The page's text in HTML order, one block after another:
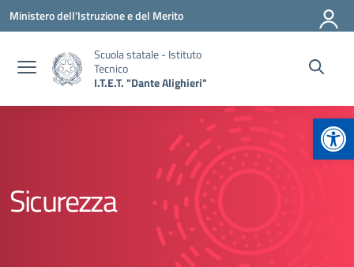
Vai ai contenuti
Vai al menu di navigazione
Vai al footer
Ministero dell'Istruzione e del Merito
Scuola statale - Istituto
Tecnico
I.T.E.T. "Dante Alighieri"
Sicurezza